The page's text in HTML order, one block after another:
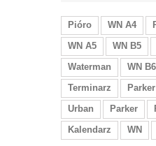
Pióro WN A4
WN A5
WN B5
Waterman
WN B6
Terminarz
Urban
Parker
Kalendarz
WN